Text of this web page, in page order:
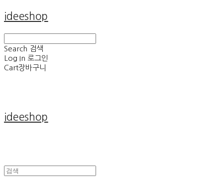
ideeshop
Search 검색
Log In 로그인
Cart장바구니
ideeshop